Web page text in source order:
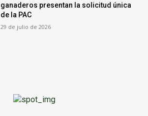
ganaderos presentan la solicitud única
de la PAC
29 de julio de 2026